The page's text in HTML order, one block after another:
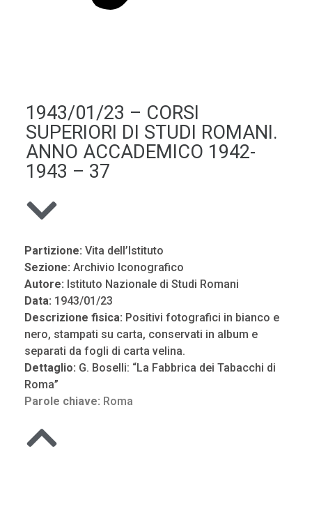
1943/01/23 – CORSI
SUPERIORI DI STUDI ROMANI.
ANNO ACCADEMICO 1942-
1943 – 37
Partizione: Vita dell’Istituto
Sezione: Archivio Iconografico
Autore: Istituto Nazionale di Studi Romani
Data: 1943/01/23
Descrizione fisica: Positivi fotografici in bianco e
nero, stampati su carta, conservati in album e
separati da fogli di carta velina.
Dettaglio: G. Boselli: “La Fabbrica dei Tabacchi di
Roma”
Parole chiave: Roma